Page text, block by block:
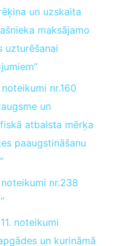
un uzskaita
maksājamo
uzturēšanai
nr.160
un
atbalsta mērķa
paaugstināšanu
nr.238
noteikumi
un kurināmā